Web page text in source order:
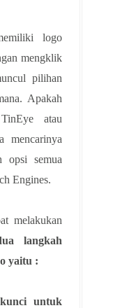
logo
mengklik
pilihan
Apakah
atau
mencarinya
opsi semua
Engines.
melakukan
langkah
yaitu :
untuk